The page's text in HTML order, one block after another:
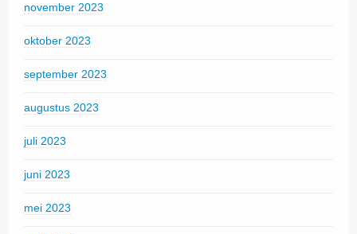
november 2023
oktober 2023
september 2023
augustus 2023
juli 2023
juni 2023
mei 2023